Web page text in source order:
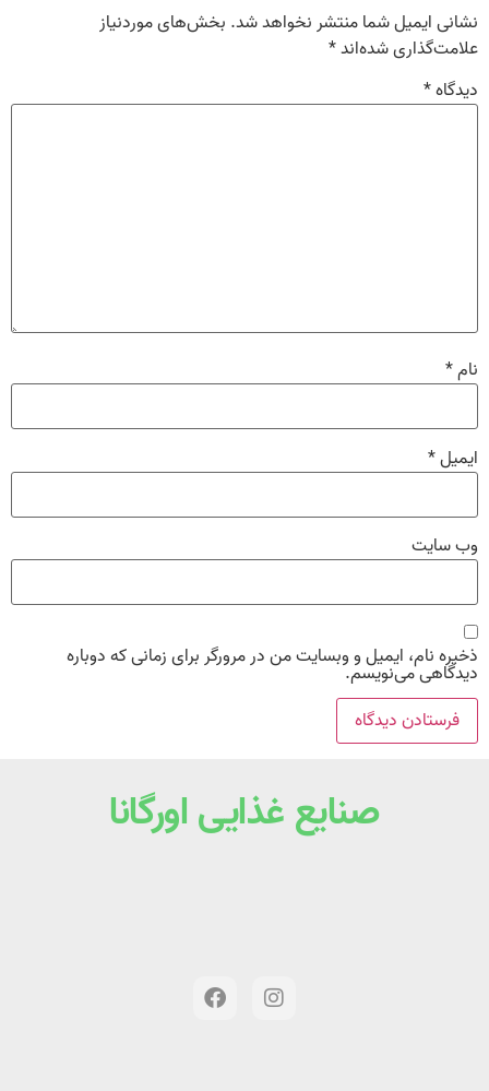
نشانی ایمیل شما منتشر نخواهد شد. بخش‌های موردنیاز
علامت‌گذاری شده‌اند*
دیدگاه*
نام*
ایمیل*
وب‌ سایت
ذخیره نام، ایمیل و وبسایت من در مرورگر برای زمانی که دوباره
دیدگاهی می‌نویسم.
صنایع غذایی اورگانا